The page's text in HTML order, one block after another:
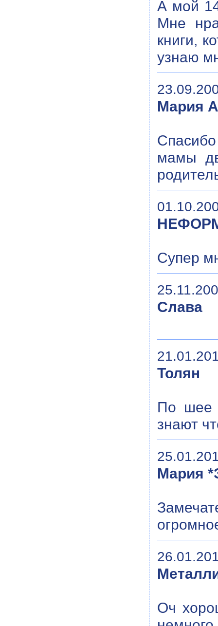
А мой
Мне
книги,
узнаю
Мария
мамы
Супер
Слава
Толян
По шее
знают
Мария
Оч